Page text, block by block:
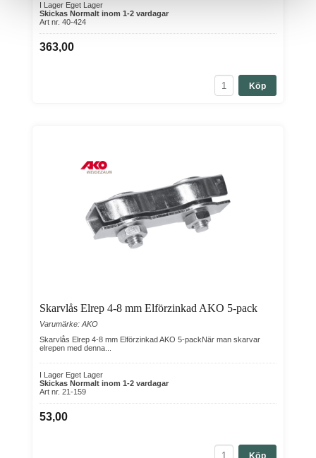
I Lager Eget Lager
Skickas Normalt inom 1-2 vardagar
Art nr. 40-424
363,00
Köp
Skarvlås Elrep 4-8 mm Elförzinkad AKO 5-pack
Varumärke: AKO
Skarvlås Elrep 4-8 mm Elförzinkad AKO 5-packNär man skarvar
elrepen med denna...
I Lager Eget Lager
Skickas Normalt inom 1-2 vardagar
Art nr. 21-159
53,00
Köp